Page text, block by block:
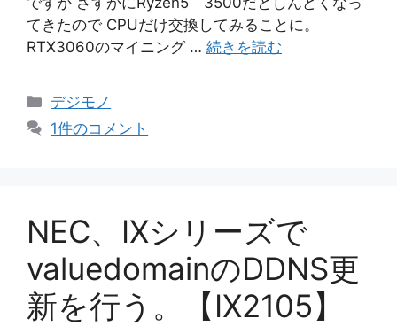
てきたので CPUだけ交換してみることに。
RTX3060のマイニング … 続きを読む
カ
テ
ゴ
デジモノ
1件のコメント
NEC、IXシリーズで
valuedomainのDDNS更
新を行う。【IX2105】